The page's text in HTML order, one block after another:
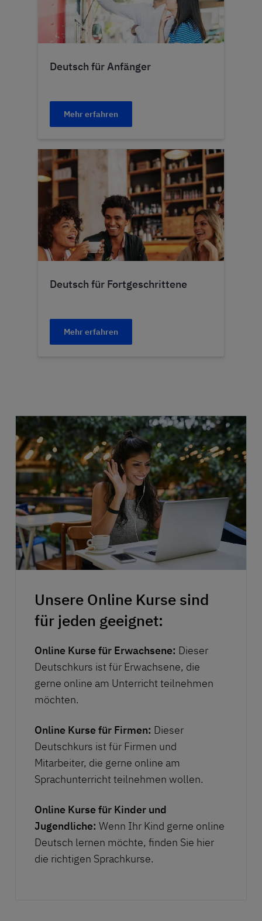
Deutsch für Anfänger
Mehr erfahren
Deutsch für Fortgeschrittene
Mehr erfahren
Unsere Online Kurse sind
für jeden geeignet:
Online Kurse für Erwachsene: Dieser
Deutschkurs ist für Erwachsene, die
gerne online am Unterricht teilnehmen
möchten.
Online Kurse für Firmen: Dieser
Deutschkurs ist für Firmen und
Mitarbeiter, die gerne online am
Sprachunterricht teilnehmen wollen.
Online Kurse für Kinder und
Jugendliche: Wenn Ihr Kind gerne online
Deutsch lernen möchte, finden Sie hier
die richtigen Sprachkurse.